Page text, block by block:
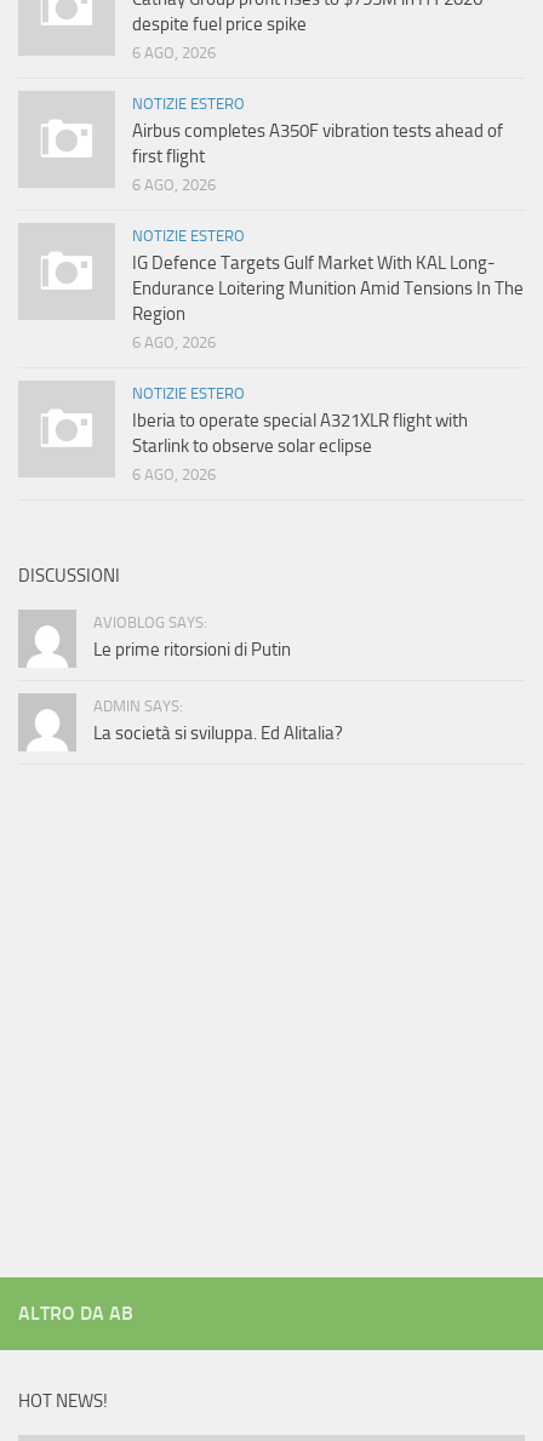
despite fuel price spike
6 AGO, 2026
NOTIZIE ESTERO
Airbus completes A350F vibration tests ahead of
first flight
6 AGO, 2026
NOTIZIE ESTERO
IG Defence Targets Gulf Market With KAL Long-
Endurance Loitering Munition Amid Tensions In The
Region
6 AGO, 2026
NOTIZIE ESTERO
Iberia to operate special A321XLR flight with
Starlink to observe solar eclipse
6 AGO, 2026
DISCUSSIONI
AVIOBLOG SAYS:
Le prime ritorsioni di Putin
ADMIN SAYS:
La società si sviluppa. Ed Alitalia?
ALTRO DA AB
HOT NEWS!